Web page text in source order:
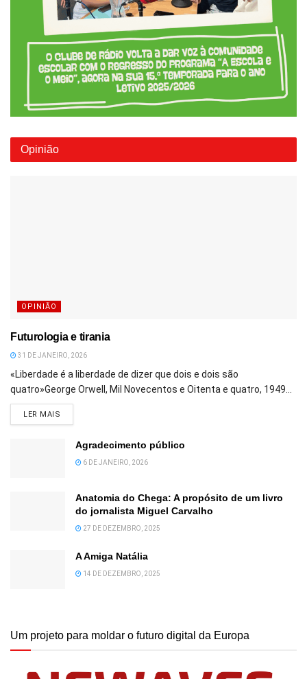
Opinião
OPINIÃO
Futurologia e tirania
31 DE JANEIRO, 2026
«Liberdade é a liberdade de dizer que dois e dois são
quatro»George Orwell, Mil Novecentos e Oitenta e quatro, 1949...
LER MAIS
Agradecimento público
6 DE JANEIRO, 2026
Anatomia do Chega: A propósito de um livro
do jornalista Miguel Carvalho
27 DE DEZEMBRO, 2025
A Amiga Natália
14 DE DEZEMBRO, 2025
Um projeto para moldar o futuro digital da Europa